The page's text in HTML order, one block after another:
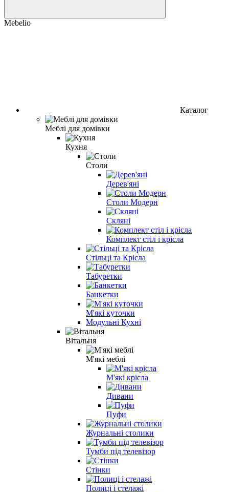
Mebelio
Каталог
Меблі для домівки
Кухня
Столи
Дерев'яні
Столи Модерн
Скляні
Комплект стіл і крісла
Стільці та Крісла
Табуретки
Банкетки
М'які куточки
Модульні Кухні
Вітальня
М'які меблі
М'які крісла
Дивани
Пуфи
Журнальні столики
Тумби під телевізор
Стінки
Полиці і стелажі